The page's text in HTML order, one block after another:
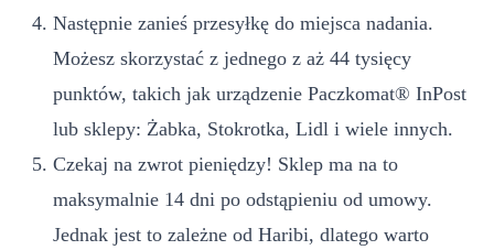
Następnie zanieś przesyłkę do miejsca nadania.
Możesz skorzystać z jednego z aż 44 tysięcy
punktów, takich jak urządzenie Paczkomat® InPost
lub sklepy: Żabka, Stokrotka, Lidl i wiele innych.
Czekaj na zwrot pieniędzy! Sklep ma na to
maksymalnie 14 dni po odstąpieniu od umowy.
Jednak jest to zależne od Haribi, dlatego warto